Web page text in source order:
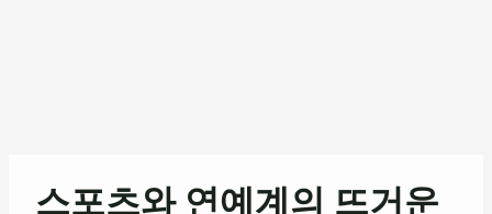
스포츠와 연예계의 뜨거운